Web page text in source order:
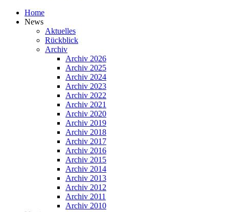
Home
News
Aktuelles
Rückblick
Archiv
Archiv 2026
Archiv 2025
Archiv 2024
Archiv 2023
Archiv 2022
Archiv 2021
Archiv 2020
Archiv 2019
Archiv 2018
Archiv 2017
Archiv 2016
Archiv 2015
Archiv 2014
Archiv 2013
Archiv 2012
Archiv 2011
Archiv 2010